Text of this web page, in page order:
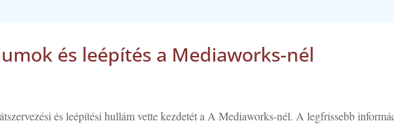
és leépítés a Mediaworks-nél
és leépítési hullám vette kezdetét a A Mediaworks-nél. A legfrissebb